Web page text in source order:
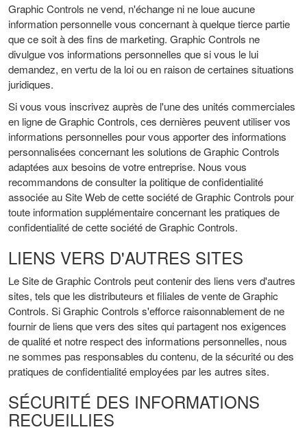
Graphic Controls ne vend, n'échange ni ne loue aucune
information personnelle vous concernant à quelque tierce partie
que ce soit à des fins de marketing. Graphic Controls ne
divulgue vos informations personnelles que si vous le lui
demandez, en vertu de la loi ou en raison de certaines situations
juridiques.
Si vous vous inscrivez auprès de l'une des unités commerciales
en ligne de Graphic Controls, ces dernières peuvent utiliser vos
informations personnelles pour vous apporter des informations
personnalisées concernant les solutions de Graphic Controls
adaptées aux besoins de votre entreprise. Nous vous
recommandons de consulter la politique de confidentialité
associée au Site Web de cette société de Graphic Controls pour
toute information supplémentaire concernant les pratiques de
confidentialité de cette société de Graphic Controls.
LIENS VERS D'AUTRES SITES
Le Site de Graphic Controls peut contenir des liens vers d'autres
sites, tels que les distributeurs et filiales de vente de Graphic
Controls. Si Graphic Controls s'efforce raisonnablement de ne
fournir de liens que vers des sites qui partagent nos exigences
de qualité et notre respect des informations personnelles, nous
ne sommes pas responsables du contenu, de la sécurité ou des
pratiques de confidentialité employées par les autres sites.
SÉCURITÉ DES INFORMATIONS
RECUEILLIES